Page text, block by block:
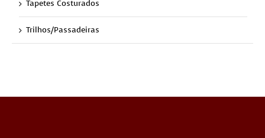
Tapetes Costurados
Trilhos/Passadeiras